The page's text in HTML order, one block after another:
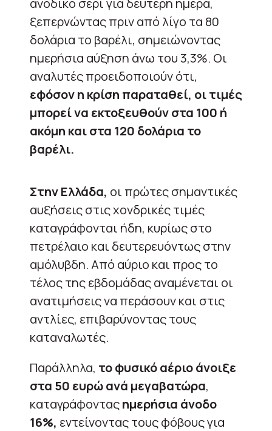
ξεπερνώντας πριν από λίγο τα 80
δολάρια το βαρέλι, σημειώνοντας
ημερήσια αύξηση άνω του 3,3%. Οι
αναλυτές προειδοποιούν ότι,
εφόσον η κρίση παραταθεί, οι τιμές
μπορεί να εκτοξευθούν στα 100 ή
ακόμη και στα 120 δολάρια το
βαρέλι.
Στην Ελλάδα, οι πρώτες σημαντικές
αυξήσεις στις χονδρικές τιμές
καταγράφονται ήδη, κυρίως στο
πετρέλαιο και δευτερευόντως στην
αμόλυβδη. Από αύριο και προς το
τέλος της εβδομάδας αναμένεται οι
ανατιμήσεις να περάσουν και στις
αντλίες, επιβαρύνοντας τους
καταναλωτές.
Παράλληλα, το φυσικό αέριο άνοιξε
στα 50 ευρώ ανά μεγαβατώρα,
καταγράφονταςημερήσια άνοδο
16%, εντείνοντας τους φόβους για